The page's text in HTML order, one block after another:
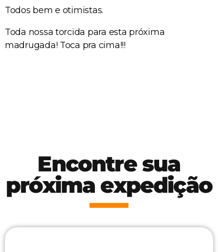
Todos bem e otimistas.
Toda nossa torcida para esta próxima
madrugada! Toca pra cima!!!
Encontre sua
próxima expedição